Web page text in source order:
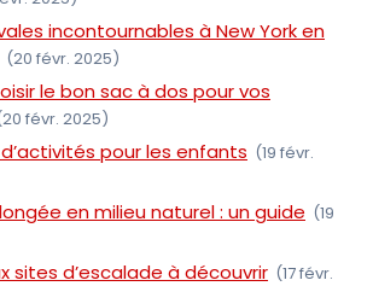
incontournables à New York en
(20 févr. 2025)
le bon sac à dos pour vos
févr. 2025)
pour les enfants (19 févr.
en milieu naturel : un guide (19
sites d’escalade à découvrir (17 févr.